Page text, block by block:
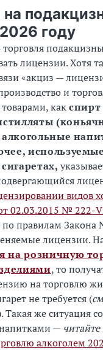
году
торговля
лицензии. Хотя
«акциз —
и
как
видов
02.03.2015 № 222-
правилам Закона
лицензии.
на розничную
, то
на торговлю
не требуется (
же ситуация
—
алкоголем